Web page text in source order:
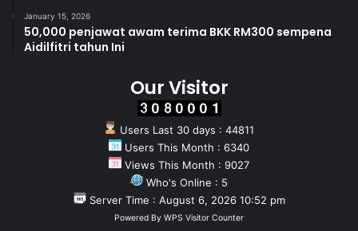
January 15, 2026
50,000 penjawat awam terima BKK RM300 sempena
Aidilfitri tahun Ini
Our Visitor
Users Last 30 days : 44811
Users This Month : 6340
Views This Month : 9027
Who's Online : 5
Server Time : August 6, 2026 10:52 pm
Powered By WPS Visitor Counter